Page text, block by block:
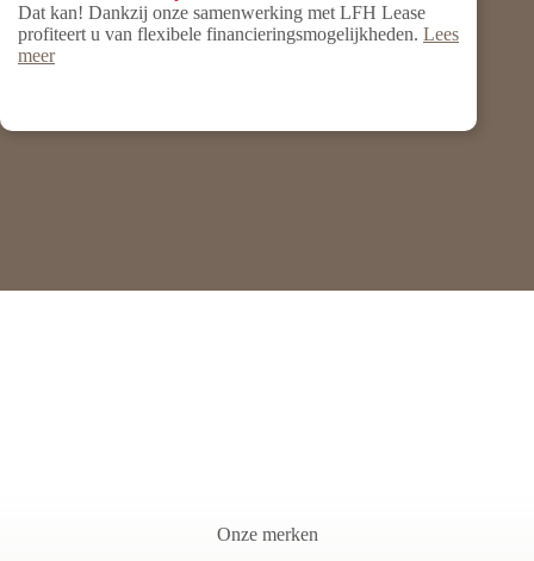
Dat kan! Dankzij onze samenwerking met LFH Lease
profiteert u van flexibele financieringsmogelijkheden. Lees
meer
Onze merken